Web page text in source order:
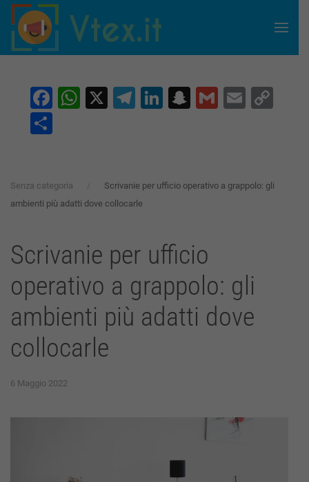
Skip to main content
Facebook
WhatsApp
X Telegram
LinkedIn
Snapchat
GmailEmail
Senza categoria
Scrivanie per ufficio operativo a grappolo: gli
ambienti più adatti dove collocarle
Scrivanie per ufficio
operativo a grappolo: gli
ambienti più adatti dove
collocarle
6 Maggio 2022